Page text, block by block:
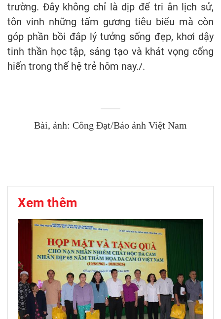
trường. Đây không chỉ là dịp để tri ân lịch sử,
tôn vinh những tấm gương tiêu biểu mà còn
góp phần bồi đắp lý tưởng sống đẹp, khơi dậy
tinh thần học tập, sáng tạo và khát vọng cống
hiến trong thế hệ trẻ hôm nay./.
Bài, ảnh: Công Đạt/Báo ảnh Việt Nam
Xem thêm